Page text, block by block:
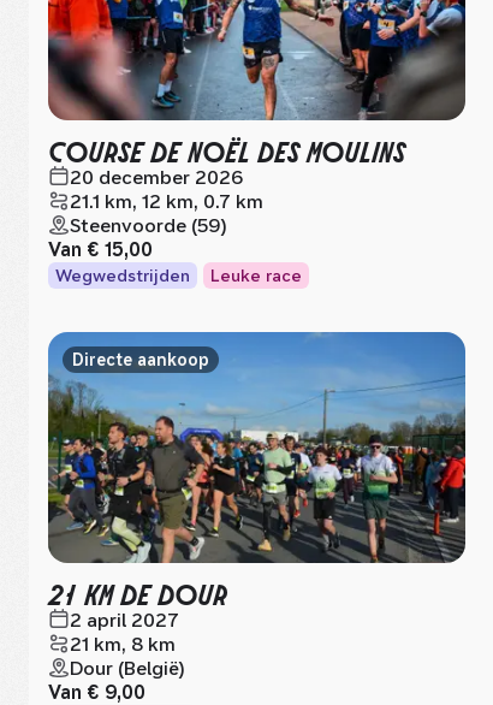
COURSE DE NOËL DES MOULINS
20 december 2026
21.1 km, 12 km, 0.7 km
Steenvoorde (59)
Van € 15,00
Wegwedstrijden Leuke race
Directe aankoop
21 KM DE DOUR
2 april 2027
21 km, 8 km
Dour (België)
Van € 9,00